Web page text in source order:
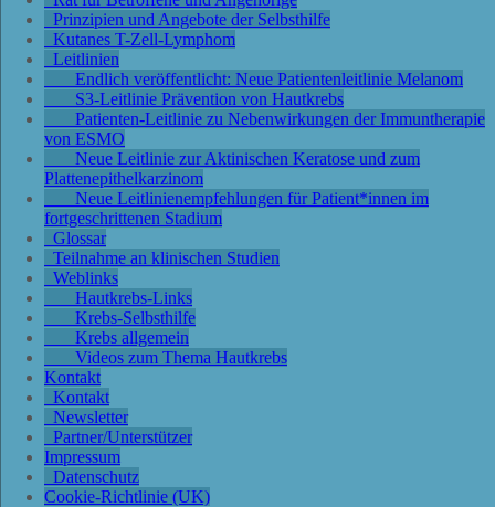
Prinzipien und Angebote der Selbsthilfe
Kutanes T-Zell-Lymphom
Leitlinien
Endlich veröffentlicht: Neue Patientenleitlinie Melanom
S3-Leitlinie Prävention von Hautkrebs
Patienten-Leitlinie zu Nebenwirkungen der Immuntherapie
von ESMO
Neue Leitlinie zur Aktinischen Keratose und zum
Plattenepithelkarzinom
Neue Leitlinienempfehlungen für Patient*innen im
fortgeschrittenen Stadium
Glossar
Teilnahme an klinischen Studien
Weblinks
Hautkrebs-Links
Krebs-Selbsthilfe
Krebs allgemein
Videos zum Thema Hautkrebs
Kontakt
Kontakt
Newsletter
Partner/Unterstützer
Impressum
Datenschutz
Cookie-Richtlinie (UK)